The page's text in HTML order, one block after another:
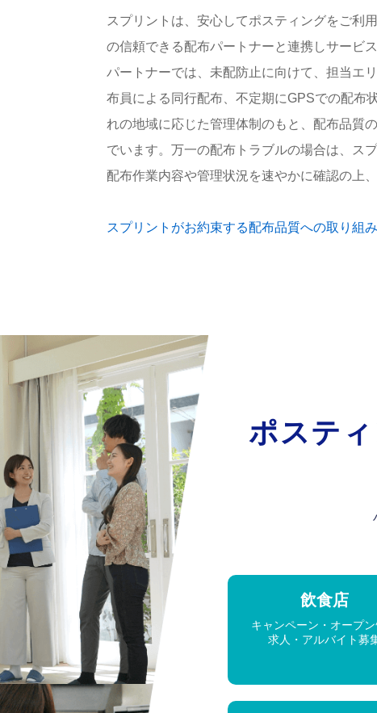
スプリントは、安心してポスティングをご利
の信頼できる配布パートナーと連携しサービ
パートナーでは、未配防止に向けて、担当エ
布員による同行配布、不定期にGPSでの配布
れの地域に応じた管理体制のもと、配布品質
でいます。万一の配布トラブルの場合は、ス
配布作業内容や管理状況を速やかに確認の上、
スプリントがお約束する配布品質への取り組
ポステ
飲食店
キャンペーン・オープ
求人・アルバイト募